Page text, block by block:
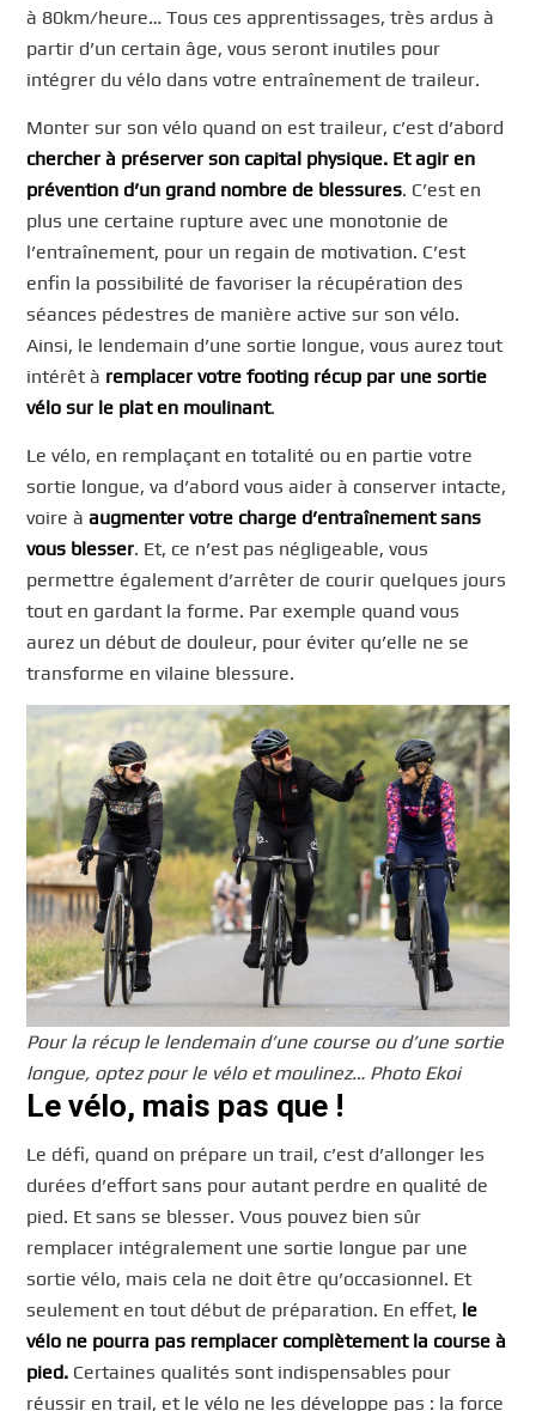
à 80km/heure… Tous ces apprentissages, très ardus à
partir d’un certain âge, vous seront inutiles pour
intégrer du vélo dans votre entraînement de traileur.
Monter sur son vélo quand on est traileur, c’est d’abord
chercher à préserver son capital physique. Et agir en
prévention d’un grand nombre de blessures. C’est en
plus une certaine rupture avec une monotonie de
l’entraînement, pour un regain de motivation. C’est
enfin la possibilité de favoriser la récupération des
séances pédestres de manière active sur son vélo.
Ainsi, le lendemain d’une sortie longue, vous aurez tout
intérêt à remplacer votre footing récup par une sortie
vélo sur le plat en moulinant.
Le vélo, en remplaçant en totalité ou en partie votre
sortie longue, va d’abord vous aider à conserver intacte,
voire àaugmenter votre charge d’entraînement sans
vous blesser. Et, ce n’est pas négligeable, vous
permettre également d’arrêter de courir quelques jours
tout en gardant la forme. Par exemple quand vous
aurez un début de douleur, pour éviter qu’elle ne se
transforme en vilaine blessure.
Pour la récup le lendemain d’une course ou d’une sortie
longue, optez pour le vélo et moulinez… Photo Ekoi
Le vélo, mais pas que !
Le défi, quand on prépare un trail, c’est d’allonger les
durées d’effort sans pour autant perdre en qualité de
pied. Et sans se blesser. Vous pouvez bien sûr
remplacer intégralement une sortie longue par une
sortie vélo, mais cela ne doit être qu’occasionnel. Et
seulement en tout début de préparation. En effet, le
vélo ne pourra pas remplacer complètement la course à
pied. Certaines qualités sont indispensables pour
réussir en trail, et le vélo ne les développe pas : la force